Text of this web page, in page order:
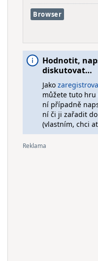
Browser
Hodnotit,
diskutovat…
Jako
můžete tuto
ní případně
ní či ji zařadit
(vlastním, chci